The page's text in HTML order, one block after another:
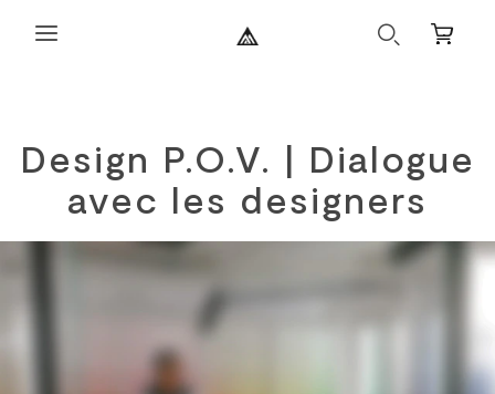
Recherche
Petit
Design P.O.V. | Dialogue
avec les designers